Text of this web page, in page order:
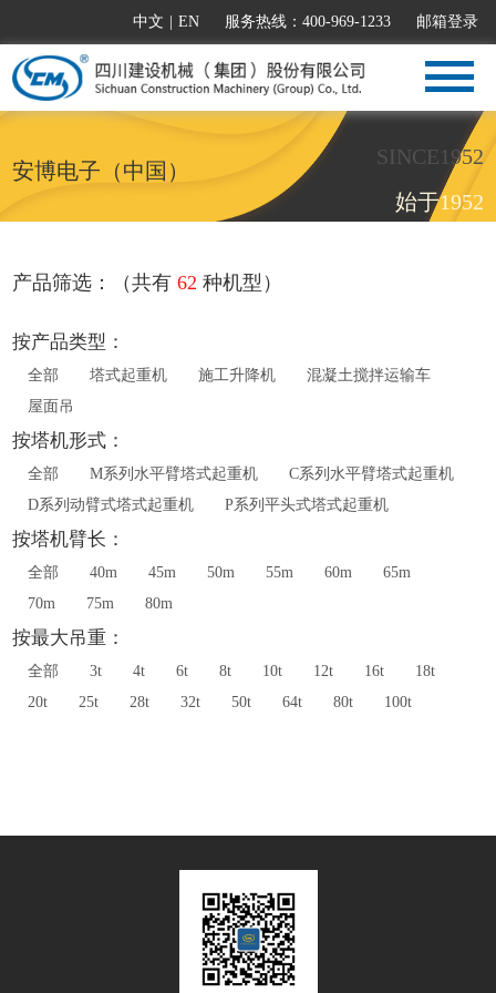
中文 EN 服务热线：400-969-1233 邮箱登录
安博电子（中国）
SINCE1952
始于1952
产品筛选：（共有62 种机型）
按产品类型：
全部 塔式起重机 施工升降机
混凝土搅拌运输车
屋面吊
按塔机形式：
全部 M系列水平臂塔式起重机
C系列水平臂塔式起重机
D系列动臂式塔式起重机
P系列平头式塔式起重机
按塔机臂长：
全部 40m 45m 50m 55m 60m
65m
70m
75m 80m
按最大吊重：
全部 3t 4t 6t 8t 10t 12t 16t
18t
20t
25t 28t 32t 50t 64t 80t 100t